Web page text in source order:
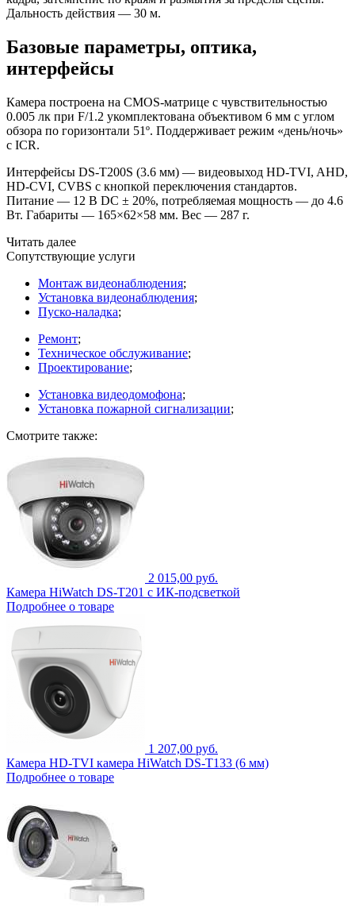
Дальность действия — 30 м.
Базовые параметры, оптика,
интерфейсы
Камера построена на CMOS-матрице с чувствительностью
0.005 лк при F/1.2 укомплектована объективом 6 мм с углом
обзора по горизонтали 51º. Поддерживает режим «день/ночь»
с ICR.
Интерфейсы DS-T200S (3.6 мм) — видеовыход HD-TVI, AHD,
HD-CVI, CVBS с кнопкой переключения стандартов.
Питание — 12 В DC ± 20%, потребляемая мощность — до 4.6
Вт. Габариты — 165×62×58 мм. Вес — 287 г.
Читать далее
Сопутствующие услуги
Монтаж видеонаблюдения;
Установка видеонаблюдения;
Пуско-наладка;
Ремонт;
Техническое обслуживание;
Проектирование;
Установка видеодомофона;
Установка пожарной сигнализации;
Смотрите также:
2 015,00 руб.
Камера HiWatch DS-T201 с ИК-подсветкой
Подробнее о товаре
1 207,00 руб.
Камера HD-TVI камера HiWatch DS-T133 (6 мм)
Подробнее о товаре